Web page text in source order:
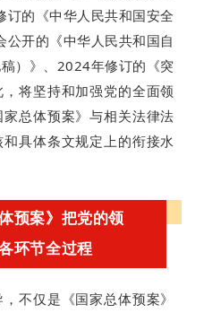
的《中华人民共和国安全
开的《中华人民共和国自
）》、2024年修订的《突
将坚持和加强党的全面领
总体预案》与相关法律法
具体条文规定上的衔接水
预案》把党的领
环节全过程
不仅是《国家总体预案》